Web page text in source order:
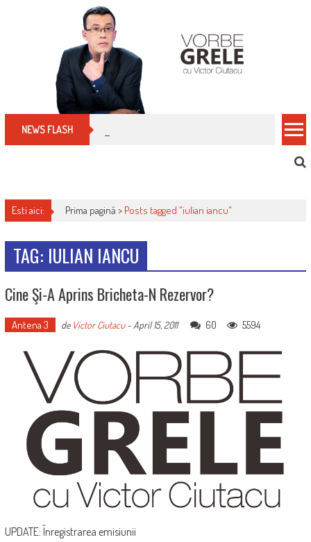
NEWS FLASH Cum îți schimbi, rapid, gratuit și eficient,
Esti aici: Prima pagină > Posts tagged "iulian iancu"
TAG: IULIAN IANCU
Cine Şi-A Aprins Bricheta-N Rezervor?
Antena 3 de Victor Ciutacu-April 15, 2011 60 5594
UPDATE: Înregistrarea emisiunii